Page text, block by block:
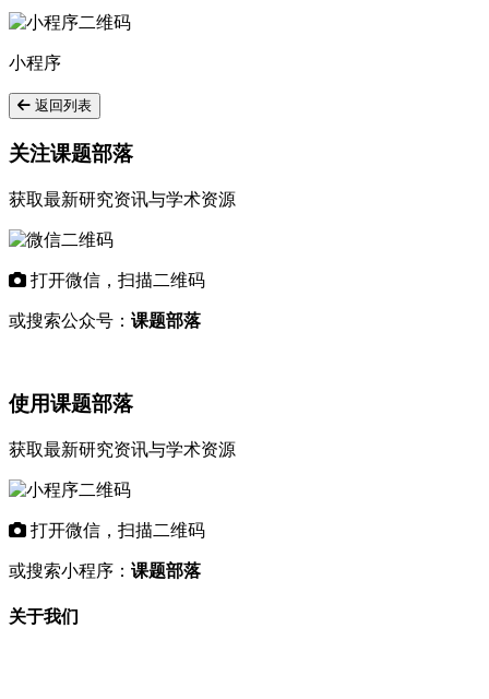
小程序
返回列表
关注课题部落
获取最新研究资讯与学术资源
打开微信，扫描二维码
或搜索公众号： 课题部落
使用课题部落
获取最新研究资讯与学术资源
打开微信，扫描二维码
或搜索小程序： 课题部落
关于我们